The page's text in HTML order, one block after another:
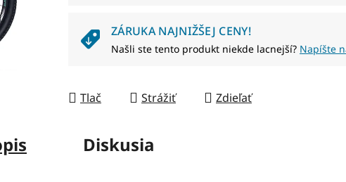
ZÁRUKA NAJNIŽŠEJ CENY!
Našli ste tento produkt niekde lacnejší? Napíšte
Tlač Strážiť Zdieľať
Diskusia